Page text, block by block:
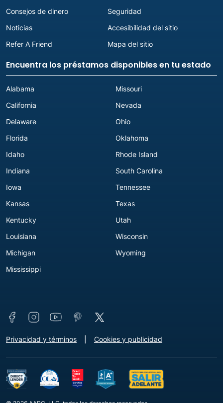
Consejos de dinero
Noticias
Refer A Friend
Seguridad
Accesibilidad del sitio
Mapa del sitio
Encuentra los préstamos disponibles en tu estado
Alabama
California
Delaware
Florida
Idaho
Indiana
Iowa
Kansas
Kentucky
Louisiana
Michigan
Mississippi
Missouri
Nevada
Ohio
Oklahoma
Rhode Island
South Carolina
Tennessee
Texas
Utah
Wisconsin
Wyoming
Connect with us
Footer - Extra Links [v3]
Privacidad y términos Cookies y publicidad